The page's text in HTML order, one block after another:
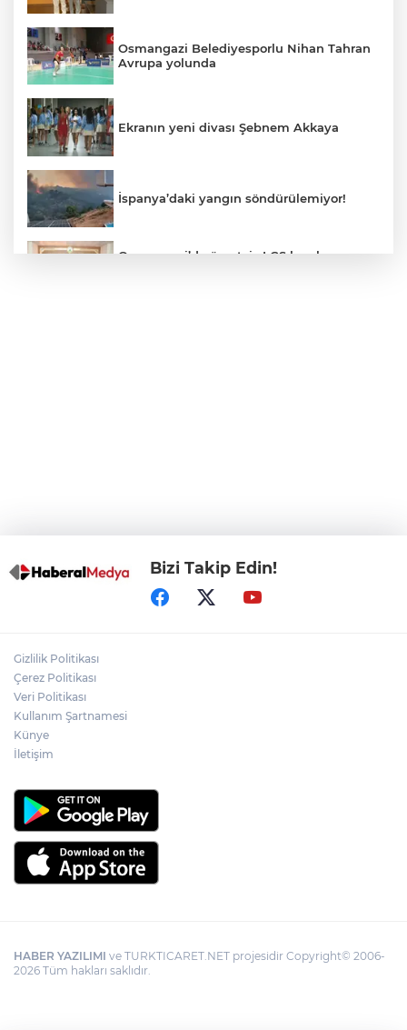
Osmangazi Belediyesporlu Nihan Tahran
Avrupa yolunda
Ekranın yeni divası Şebnem Akkaya
İspanya’daki yangın söndürülemiyor!
Osmangazi’de ücretsiz LGS kurslarının
Bizi Takip Edin!
Gizlilik Politikası
Çerez Politikası
Veri Politikası
Kullanım Şartnamesi
Künye
İletişim
HABER YAZILIMI ve TURKTICARET.NET projesidir Copyright© 2006-
2026 Tüm hakları saklıdır.